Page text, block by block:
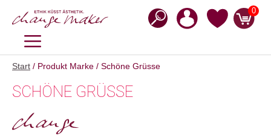
Inhalt
0
MENÜ
Start / Produkt Marke / Schöne Grüsse
SCHÖNE GRÜSSE